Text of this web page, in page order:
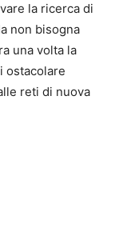
la ricerca di
non bisogna
una volta la
ostacolare
reti di nuova